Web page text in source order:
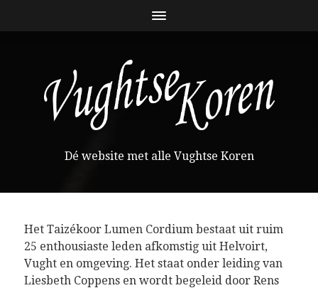
Dé website met alle Vughtse Koren
Het Taizékoor Lumen Cordium bestaat uit ruim
25 enthousiaste leden afkomstig uit Helvoirt,
Vught en omgeving. Het staat onder leiding van
Liesbeth Coppens en wordt begeleid door Rens